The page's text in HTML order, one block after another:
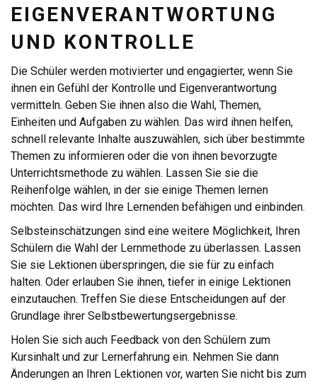
EIGENVERANTWORTUNG
UND KONTROLLE
Die Schüler werden motivierter und engagierter, wenn Sie
ihnen ein Gefühl der Kontrolle und Eigenverantwortung
vermitteln. Geben Sie ihnen also die Wahl, Themen,
Einheiten und Aufgaben zu wählen. Das wird ihnen helfen,
schnell relevante Inhalte auszuwählen, sich über bestimmte
Themen zu informieren oder die von ihnen bevorzugte
Unterrichtsmethode zu wählen. Lassen Sie sie die
Reihenfolge wählen, in der sie einige Themen lernen
möchten. Das wird Ihre Lernenden befähigen und einbinden.
Selbsteinschätzungen sind eine weitere Möglichkeit, Ihren
Schülern die Wahl der Lernmethode zu überlassen. Lassen
Sie sie Lektionen überspringen, die sie für zu einfach
halten. Oder erlauben Sie ihnen, tiefer in einige Lektionen
einzutauchen. Treffen Sie diese Entscheidungen auf der
Grundlage ihrer Selbstbewertungsergebnisse.
Holen Sie sich auch Feedback von den Schülern zum
Kursinhalt und zur Lernerfahrung ein. Nehmen Sie dann
Änderungen an Ihren Lektionen vor, warten Sie nicht bis zum